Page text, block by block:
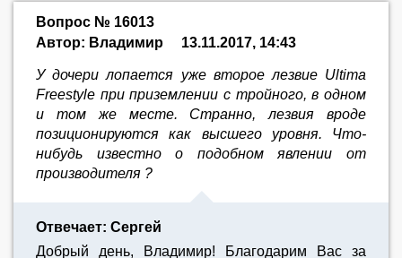
Вопрос № 16013
Автор: Владимир
13.11.2017, 14:43
У дочери лопается уже второе лезвие Ultima
Freestyle при приземлении с тройного, в одном
и том же месте. Странно, лезвия вроде
позиционируются как высшего уровня. Что-
нибудь известно о подобном явлении от
производителя ?
Отвечает: Сергей
Добрый день, Владимир! Благодарим Вас за